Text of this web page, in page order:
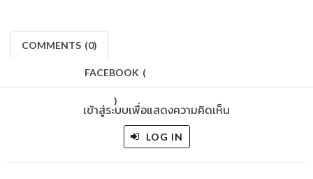
COMMENTS (0)
FACEBOOK (
)
เข้าสู่ระบบเพื่อแสดงความคิดเห็น
LOG IN